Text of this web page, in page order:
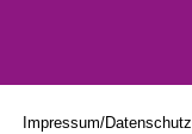
Impressum/Datenschutz